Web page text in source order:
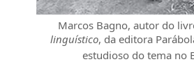
Marcos Bagno, autor do
linguístico, da editora
estudioso do tema no